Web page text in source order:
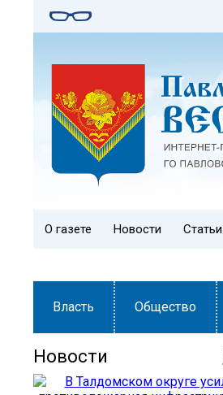
О газете Новости Статьи
Власть Общество
Новости